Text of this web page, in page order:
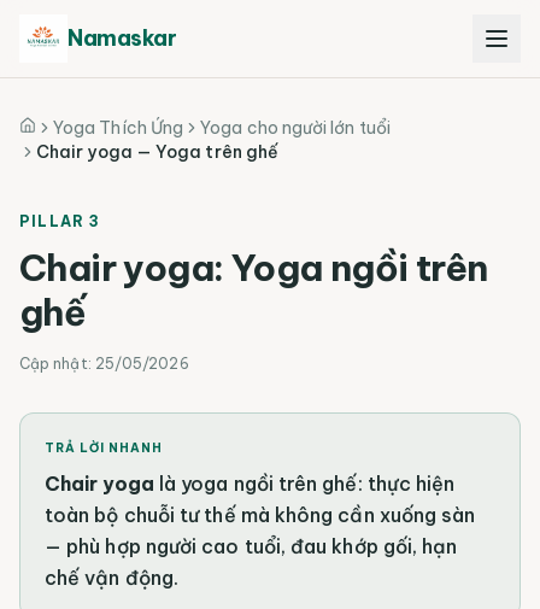
Namaskar
Trang chủ
Yoga Thích Ứng
Yoga cho người lớn tuổi
Chair yoga — Yoga trên ghế
PILLAR 3
Chair yoga: Yoga ngồi trên
ghế
Cập nhật: 25/05/2026
TRẢ LỜI NHANH
Chair yoga là yoga ngồi trên ghế: thực hiện
toàn bộ chuỗi tư thế mà không cần xuống sàn
— phù hợp người cao tuổi, đau khớp gối, hạn
chế vận động.